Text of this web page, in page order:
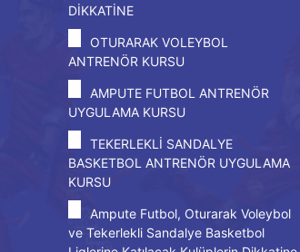
DİKKATİNE
OTURARAK VOLEYBOL
ANTRENÖR KURSU
AMPUTE FUTBOL ANTRENÖR
UYGULAMA KURSU
TEKERLEKLİ SANDALYE
BASKETBOL ANTRENÖR UYGULAMA
KURSU
Ampute Futbol, Oturarak Voleybol
ve Tekerlekli Sandalye Basketbol